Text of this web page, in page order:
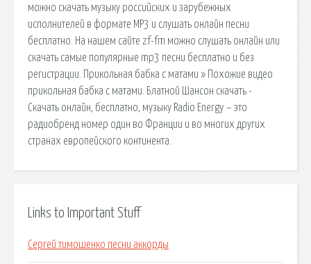
можно скачать музыку российских и зарубежных
исполнителей в формате MP3 и слушать онлайн песни
бесплатно. На нашем сайте zf-fm можно слушать онлайн или
скачать самые популярные mp3 песни бесплатно и без
регистрации. Прикольная бабка с матами » Похожие видео
прикольная бабка с матами. Блатной Шансон скачать -
Скачать онлайн, бесплатно, музыку Radio Energy – это
радиобренд номер один во Франции и во многих других
странах европейского континента.
Links to Important Stuff
Сергей тимошенко песни аккорды